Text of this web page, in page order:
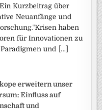
Kurzbeitrag über
Neuanfänge und
haben
für Innovationen zu
und […]
erweitern unser
Einfluss auf
und